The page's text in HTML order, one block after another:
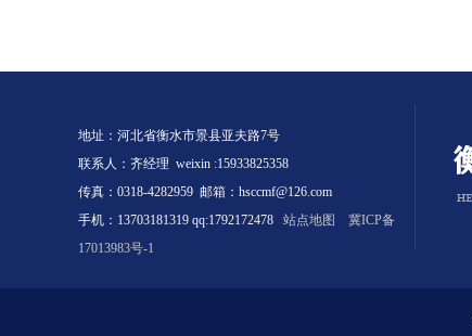
地址：河北省衡水市景县亚夫路7号
联系人：齐经理 weixin :15933825358
传真：0318-4282959 邮箱：hsccmf@126.com
手机：13703181319 qq:1792172478 站点地图
冀ICP备
17013983号-1